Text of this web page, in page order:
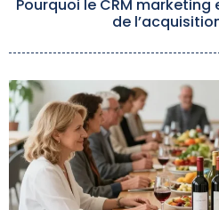
Pourquoi le CRM
de